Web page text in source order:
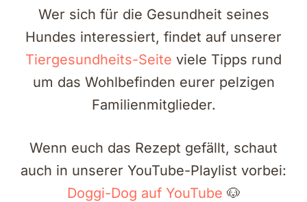
Wer sich für die Gesundheit seines
Hundes interessiert, findet auf unserer
Tiergesundheits-Seite viele Tipps rund
um das Wohlbefinden eurer pelzigen
Familienmitglieder.
Wenn euch das Rezept gefällt, schaut
auch in unserer YouTube-Playlist vorbei:
Doggi-Dog auf YouTube 🐶